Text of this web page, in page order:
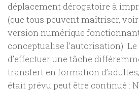
déplacement dérogatoire à
(que tous peuvent maîtriser,
version numérique
conceptualise l’autorisation).
d’effectuer une tâche
transfert en formation d’adultes,
était prévu peut être continué :